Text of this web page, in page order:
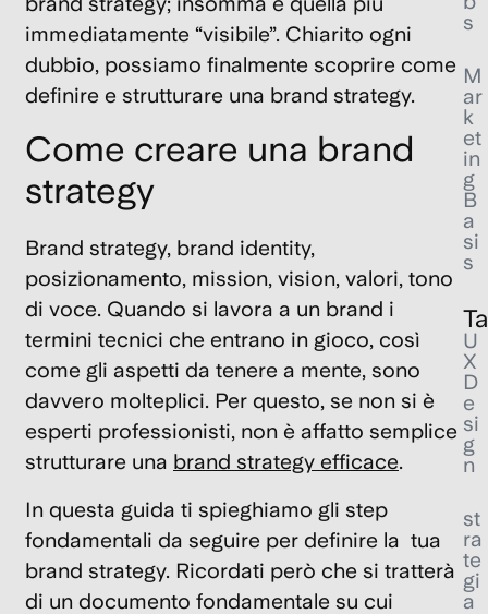
immediatamente “visibile”. Chiarito ogni
dubbio, possiamo finalmente scoprire come
definire e strutturare una brand strategy.
Come creare una brand
strategy
Brand strategy, brand identity,
posizionamento, mission, vision, valori, tono
di voce. Quando si lavora a un brand i
termini tecnici che entrano in gioco, così
come gli aspetti da tenere a mente, sono
davvero molteplici. Per questo, se non si è
esperti professionisti, non è affatto semplice
strutturare una brand strategy efficace.
In questa guida ti spieghiamo gli step
fondamentali da seguire per definire la tua
brand strategy. Ricordati però che si tratterà
di un documento fondamentale su cui
s
M
ar
k
et
in
g
B
a
si
s
U
X
D
e
si
g
n
st
ra
te
gi
a